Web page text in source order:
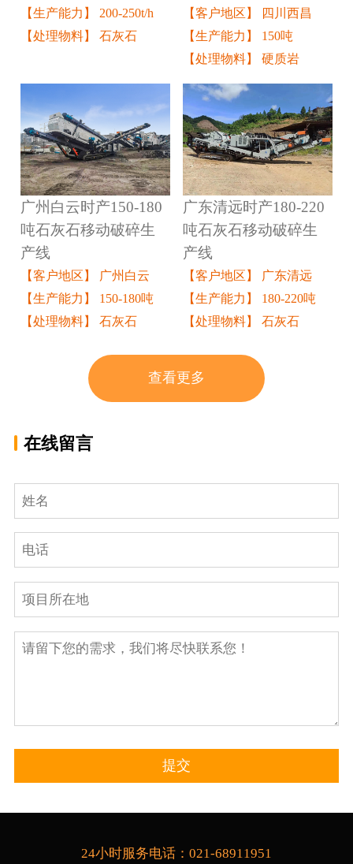
【生产能力】 200-250t/h
【处理物料】 石灰石
【客户地区】 四川西昌
【生产能力】 150吨
【处理物料】 硬质岩
广州白云时产150-180
吨石灰石移动破碎生
产线
【客户地区】 广州白云
【生产能力】 150-180吨
【处理物料】 石灰石
广东清远时产180-220
吨石灰石移动破碎生
产线
【客户地区】 广东清远
【生产能力】 180-220吨
【处理物料】 石灰石
查看更多
在线留言
24小时服务电话：021-68911951